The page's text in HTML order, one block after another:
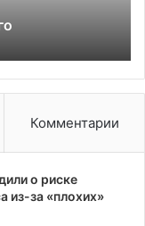
Комментарии
о риске
из-за «плохих»